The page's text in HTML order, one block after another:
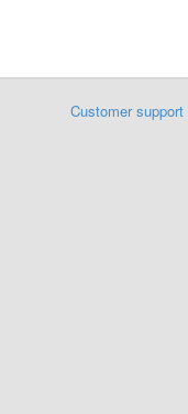
Customer